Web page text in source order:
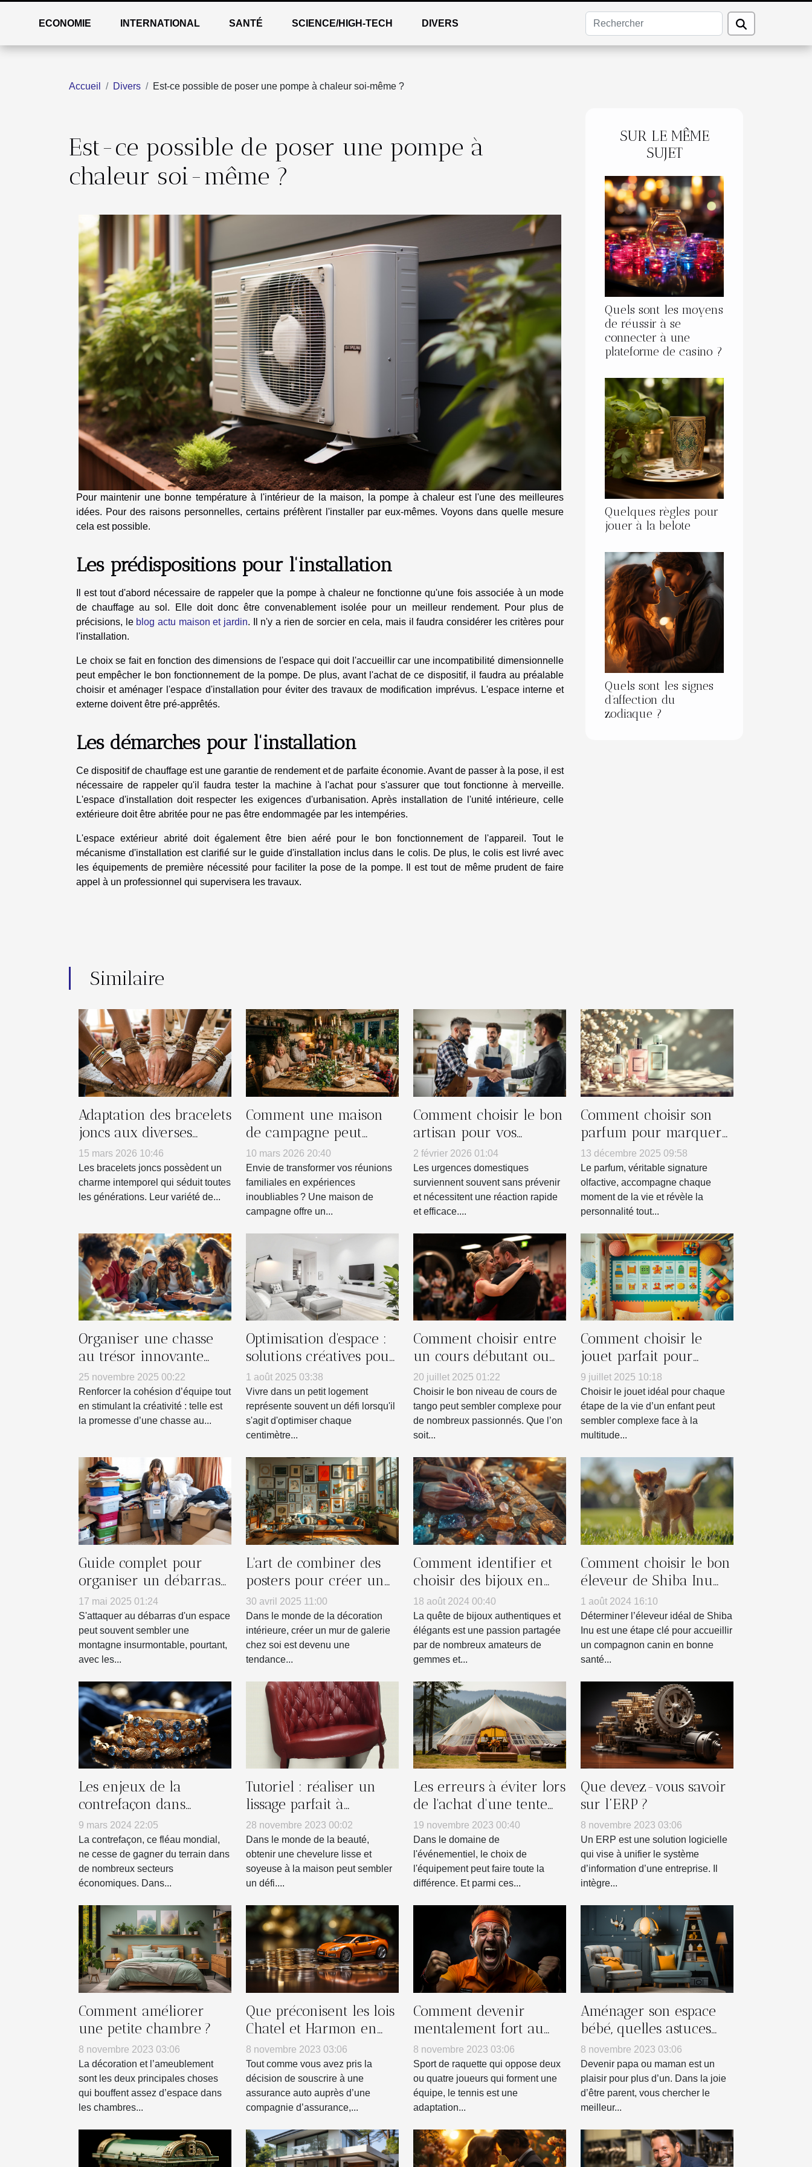
ECONOMIE INTERNATIONAL SANTÉ SCIENCE/HIGH-TECH DIVERS
Accueil Divers Est-ce possible de poser une pompe à chaleur soi-même ?
Est-ce possible de poser une pompe à
chaleur soi-même ?
Pour maintenir une bonne température à l'intérieur de la maison, la pompe à chaleur est l'une des meilleures
idées. Pour des raisons personnelles, certains préfèrent l'installer par eux-mêmes. Voyons dans quelle mesure
cela est possible.
Les prédispositions pour l'installation
Il est tout d'abord nécessaire de rappeler que la pompe à chaleur ne fonctionne qu'une fois associée à un mode
de chauffage au sol. Elle doit donc être convenablement isolée pour un meilleur rendement. Pour plus de
précisions, le blog actu maison et jardin. Il n'y a rien de sorcier en cela, mais il faudra considérer les critères pour
l'installation.
Le choix se fait en fonction des dimensions de l'espace qui doit l'accueillir car une incompatibilité dimensionnelle
peut empêcher le bon fonctionnement de la pompe. De plus, avant l'achat de ce dispositif, il faudra au préalable
choisir et aménager l'espace d'installation pour éviter des travaux de modification imprévus. L'espace interne et
externe doivent être pré-apprêtés.
Les démarches pour l'installation
Ce dispositif de chauffage est une garantie de rendement et de parfaite économie. Avant de passer à la pose, il est
nécessaire de rappeler qu'il faudra tester la machine à l'achat pour s'assurer que tout fonctionne à merveille.
L'espace d'installation doit respecter les exigences d'urbanisation. Après installation de l'unité intérieure, celle
extérieure doit être abritée pour ne pas être endommagée par les intempéries.
L'espace extérieur abrité doit également être bien aéré pour le bon fonctionnement de l'appareil. Tout le
mécanisme d'installation est clarifié sur le guide d'installation inclus dans le colis. De plus, le colis est livré avec
les équipements de première nécessité pour faciliter la pose de la pompe. Il est tout de même prudent de faire
appel à un professionnel qui supervisera les travaux.
SUR LE MÊME
SUJET
Quels sont les moyens
de réussir à se
connecter à une
plateforme de casino ?
Quelques règles pour
jouer à la belote
Quels sont les signes
d’affection du
zodiaque ?
Similaire
Adaptation des bracelets
joncs aux diverses
personnalités
15 mars 2026 10:46
Les bracelets joncs possèdent un
charme intemporel qui séduit toutes
les générations. Leur variété de...
Comment une maison
de campagne peut
transformer vos
réunions familiales ?
10 mars 2026 20:40
Envie de transformer vos réunions
familiales en expériences
inoubliables ? Une maison de
campagne offre un...
Comment choisir le bon
artisan pour vos
urgences domestiques ?
2 février 2026 01:04
Les urgences domestiques
surviennent souvent sans prévenir
et nécessitent une réaction rapide
et efficace....
Comment choisir son
parfum pour marquer
chaque saison ?
13 décembre 2025 09:58
Le parfum, véritable signature
olfactive, accompagne chaque
moment de la vie et révèle la
personnalité tout...
Organiser une chasse
au trésor innovante
pour renforcer l'esprit
d'équipe
25 novembre 2025 00:22
Renforcer la cohésion d’équipe tout
en stimulant la créativité : telle est
la promesse d’une chasse au...
Optimisation d'espace :
solutions créatives pour
petits logements
1 août 2025 03:38
Vivre dans un petit logement
représente souvent un défi lorsqu'il
s'agit d'optimiser chaque
centimètre...
Comment choisir entre
un cours débutant ou
intermédiaire en tango
?
20 juillet 2025 01:22
Choisir le bon niveau de cours de
tango peut sembler complexe pour
de nombreux passionnés. Que l’on
soit...
Comment choisir le
jouet parfait pour
chaque âge ?
9 juillet 2025 10:18
Choisir le jouet idéal pour chaque
étape de la vie d’un enfant peut
sembler complexe face à la
multitude...
Guide complet pour
organiser un débarras
efficace de votre espace
17 mai 2025 01:24
S'attaquer au débarras d'un espace
peut souvent sembler une
montagne insurmontable, pourtant,
avec les...
L'art de combiner des
posters pour créer un
mur de galerie chez soi
30 avril 2025 11:00
Dans le monde de la décoration
intérieure, créer un mur de galerie
chez soi est devenu une
tendance...
Comment identifier et
choisir des bijoux en
vraies pierres
naturelles
18 août 2024 00:40
La quête de bijoux authentiques et
élégants est une passion partagée
par de nombreux amateurs de
gemmes et...
Comment choisir le bon
éleveur de Shiba Inu
pour vous
1 août 2024 16:10
Déterminer l’éleveur idéal de Shiba
Inu est une étape clé pour accueillir
un compagnon canin en bonne
santé...
Les enjeux de la
contrefaçon dans
l'industrie de la
bijouterie
9 mars 2024 22:05
La contrefaçon, ce fléau mondial,
ne cesse de gagner du terrain dans
de nombreux secteurs
économiques. Dans...
Tutoriel : réaliser un
lissage parfait à
domicile
28 novembre 2023 00:02
Dans le monde de la beauté,
obtenir une chevelure lisse et
soyeuse à la maison peut sembler
un défi....
Les erreurs à éviter lors
de l'achat d'une tente
gonflable pour votre
entreprise
19 novembre 2023 00:40
Dans le domaine de
l'événementiel, le choix de
l'équipement peut faire toute la
différence. Et parmi ces...
Que devez-vous savoir
sur l’ERP ?
8 novembre 2023 03:06
Un ERP est une solution logicielle
qui vise à unifier le système
d’information d’une entreprise. Il
intègre...
Comment améliorer
une petite chambre ?
8 novembre 2023 03:06
La décoration et l’ameublement
sont les deux principales choses
qui bouffent assez d’espace dans
les chambres...
Que préconisent les lois
Chatel et Harmon en
termes de résiliation
d’un contrat
d’assurance auto ?
8 novembre 2023 03:06
Tout comme vous avez pris la
décision de souscrire à une
assurance auto auprès d’une
compagnie d’assurance,...
Comment devenir
mentalement fort au
tennis ?
8 novembre 2023 03:06
Sport de raquette qui oppose deux
ou quatre joueurs qui forment une
équipe, le tennis est une
adaptation...
Aménager son espace
bébé, quelles astuces
pour déco ?
8 novembre 2023 03:06
Devenir papa ou maman est un
plaisir pour plus d’un. Dans la joie
d’être parent, vous chercher le
meilleur...